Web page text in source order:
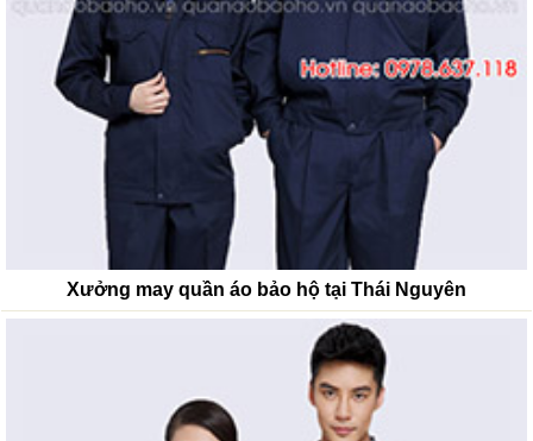
Xưởng may quần áo bảo hộ tại Thái Nguyên